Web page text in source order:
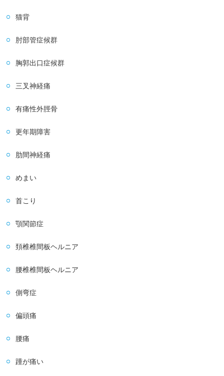
猫背
肘部管症候群
胸郭出口症候群
三叉神経痛
有痛性外脛骨
更年期障害
肋間神経痛
めまい
首こり
顎関節症
頚椎椎間板ヘルニア
腰椎椎間板ヘルニア
側弯症
偏頭痛
腰痛
踵が痛い